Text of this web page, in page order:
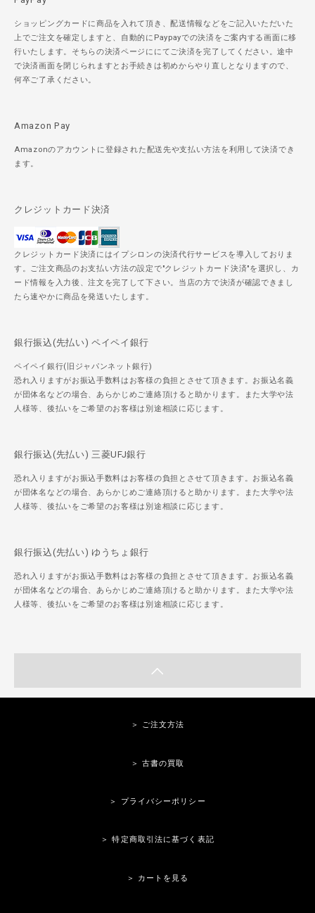
ショッピングカードに商品を入れて頂き、配送情報などをご記入いただいた
上でご注文を確定しますと、自動的にPaypayでの決済をご案内する画面に移
行いたします。そちらの決済ページににてご決済を完了してください。途中
で決済画面を閉じられますとお手続きは初めからやり直しとなりますので、
何卒ご了承ください。
Amazon Pay
Amazonのアカウントに登録された配送先や支払い方法を利用して決済でき
ます。
クレジットカード決済
クレジットカード決済にはイプシロンの決済代行サービスを導入しておりま
す。ご注文商品のお支払い方法の設定で"クレジットカード決済"を選択し、カ
ード情報を入力後、注文を完了して下さい。当店の方で決済が確認できまし
たら速やかに商品を発送いたします。
銀行振込(先払い) ペイペイ銀行
ペイペイ銀行(旧ジャパンネット銀行)
恐れ入りますがお振込手数料はお客様の負担とさせて頂きます。お振込名義
が団体名などの場合、あらかじめご連絡頂けると助かります。また大学や法
人様等、後払いをご希望のお客様は別途相談に応じます。
銀行振込(先払い) 三菱UFJ銀行
恐れ入りますがお振込手数料はお客様の負担とさせて頂きます。お振込名義
が団体名などの場合、あらかじめご連絡頂けると助かります。また大学や法
人様等、後払いをご希望のお客様は別途相談に応じます。
銀行振込(先払い) ゆうちょ銀行
恐れ入りますがお振込手数料はお客様の負担とさせて頂きます。お振込名義
が団体名などの場合、あらかじめご連絡頂けると助かります。また大学や法
人様等、後払いをご希望のお客様は別途相談に応じます。
＞ ご注文方法
＞ 古書の買取
＞ プライバシーポリシー
＞ 特定商取引法に基づく表記
＞ カートを見る